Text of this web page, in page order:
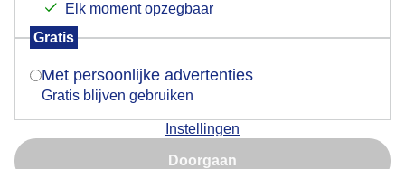
Elk moment opzegbaar
Gratis
Met persoonlijke advertenties
Gratis blijven gebruiken
Instellingen
Doorgaan
Weinig wind ook vandaag weer
Is goed, toon de popup
Nu niet, misschien later